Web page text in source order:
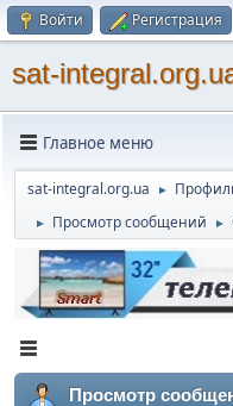
Войти Регистрация
sat-
Главное меню
sat-integral.org.ua ►
► Просмотр сообщений ►
Просмотр